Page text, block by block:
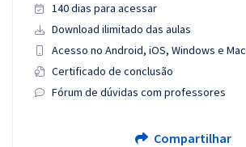
140 dias para acessar
Download ilimitado das aulas
Acesso no Android, iOS, Windows e Mac
Certificado de conclusão
Fórum de dúvidas com professores
Compartilhar